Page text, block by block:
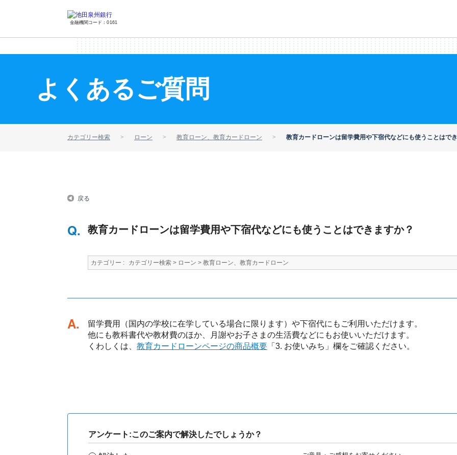
金融機関コード：0161
よくあるご質問
カテゴリー検索 ローン 教育ローン、教育カードローン 教育カードローンは留学費用や下宿代などにも使うことはで
戻る
教育カードローンは留学費用や下宿代などにも使うことはできますか？
カテゴリー : カテゴリー検索 > ローン > 教育ローン、教育カードローン
回答
留学費用（国内の学校に在学している場合に限ります）や下宿代にもご利用いただけます。
他にも教科書代や教材費のほか、月謝やお子さまの生活費などにもお使いいただけます。
くわしくは、 教育カードローンページの商品概要 「3. お使いみち」欄をご確認ください。
アンケート:このご案内で解決したでしょうか？